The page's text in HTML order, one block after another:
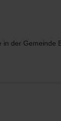
in der Gemeinde